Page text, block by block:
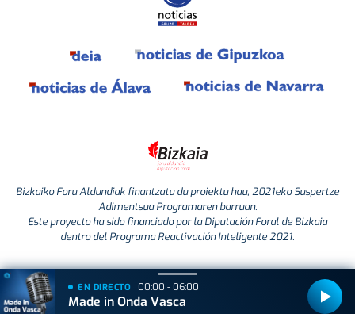
Bizkaiko Foru Aldundiak finantzatu du proiektu hau, 2021eko Suspertze
Adimentsua Programaren barruan.
Este proyecto ha sido financiado por la Diputación Foral de Bizkaia
dentro del Programa Reactivación Inteligente 2021.
EN DIRECTO 00:00 - 06:00
Made in Onda Vasca